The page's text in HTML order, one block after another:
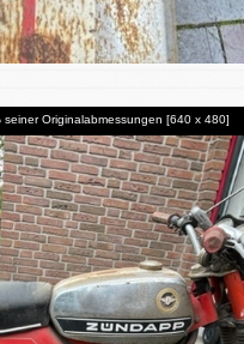
Originalabmessungen [640 x 480]